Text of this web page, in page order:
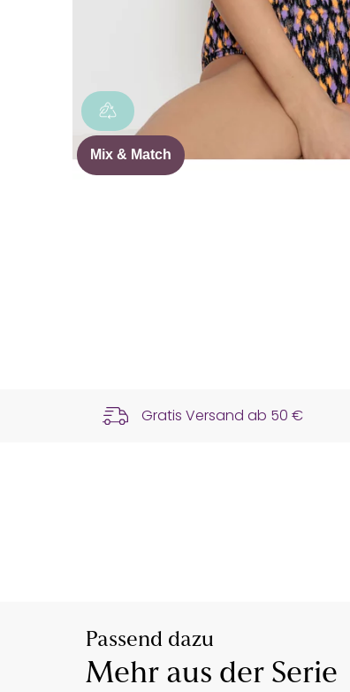
Mix & Match
Gratis Versand ab 50 €
Passend dazu
Mehr aus der Serie